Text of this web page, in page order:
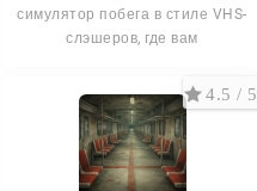
симулятор побега в стиле VHS-
слэшеров, где вам
4.5 / 5